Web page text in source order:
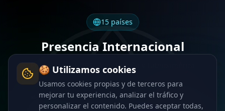
🍪 Utilizamos cookies
Usamos cookies propias y de terceros para
mejorar tu experiencia, analizar el tráfico y
personalizar el contenido. Puedes aceptar todas,
15países
Presencia Internacional
Proveedores HORECA en España y Latinoamérica
🇳🇱Países Bajos 1 🇨🇴Colombia 2 🌍Rumania